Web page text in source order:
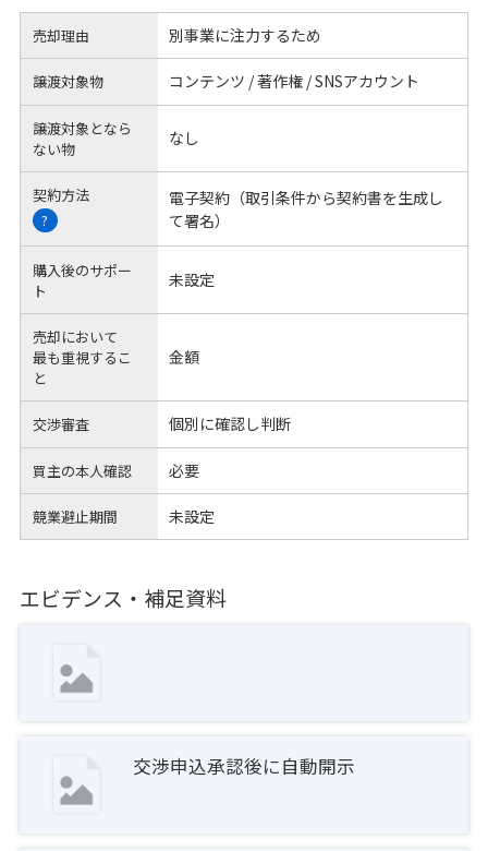
売却理由 別事業に注力するため
譲渡対象物 コンテンツ / 著作権 / SNSアカウント
譲渡対象となら
ない物
なし
契約方法
?
電子契約（取引条件から契約書を生成し
て署名）
購入後のサポー
ト
未設定
売却において
最も重視するこ
と
金額
交渉審査 個別に確認し判断
買主の本人確認 必要
競業避止期間 未設定
エビデンス・補足資料
交渉申込承認後に自動開示